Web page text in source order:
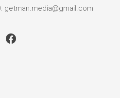
getman.media@gmail.com